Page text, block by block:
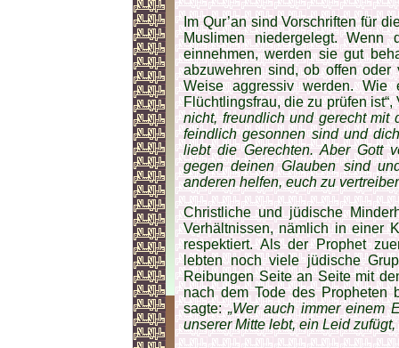
Im Qur’an sind Vorschriften für
Muslimen niedergelegt. Wenn
einnehmen, werden sie gut
abzuwehren sind, ob offen oder
Weise aggressiv werden. Wie
Flüchtlingsfrau, die zu prüfen
nicht, freundlich und gerecht mit
feindlich gesonnen sind und
liebt die Gerechten. Aber Gott
gegen deinen Glauben sind
anderen helfen, euch zu
Christliche und jüdische
Verhältnissen, nämlich in einer
respektiert. Als der Prophet
lebten noch viele jüdische
Reibungen Seite an Seite mit
nach dem Tode des Propheten
sagte:„Wer auch immer einem
unserer Mitte lebt, ein Leid